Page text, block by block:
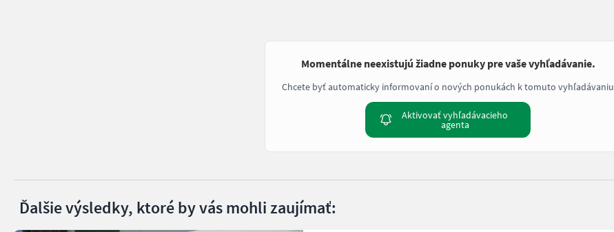
Momentálne neexistujú žiadne ponuky pre vaše vyhľadávanie.
Chcete byť automaticky informovaní o nových ponukách k tomuto vyhľadávaniu
Aktivovať vyhľadávacieho
agenta
Ďalšie výsledky, ktoré by vás mohli zaujímať: